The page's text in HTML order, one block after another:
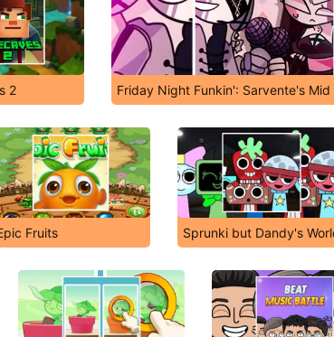
2 Friday Night Funkin': Sarvente's Mid
Fruits Sprunki but Dandy's